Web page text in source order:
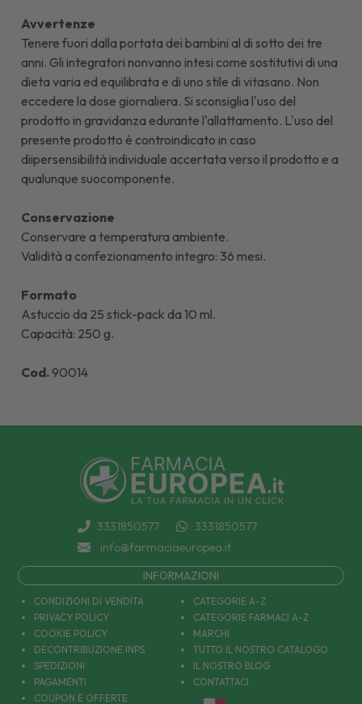
Avvertenze
Tenere fuori dalla portata dei bambini al di sotto dei tre
anni. Gli integratori nonvanno intesi come sostitutivi di una
dieta varia ed equilibrata e di uno stile di vitasano. Non
eccedere la dose giornaliera. Si sconsiglia l'uso del
prodotto in gravidanza edurante l'allattamento. L'uso del
presente prodotto è controindicato in caso
diipersensibilità individuale accertata verso il prodotto e a
qualunque suocomponente.
Conservazione
Conservare a temperatura ambiente.
Validità a confezionamento integro: 36 mesi.
Formato
Astuccio da 25 stick-pack da 10 ml.
Capacità: 250 g.
Cod. 90014
3331850577
3331850577
info@farmaciaeuropea.it
INFORMAZIONI
CONDIZIONI DI VENDITA
PRIVACY POLICY
COOKIE POLICY
DECONTRIBUZIONE INPS
SPEDIZIONI
PAGAMENTI
COUPON E OFFERTE
CATEGORIE A-Z
CATEGORIE FARMACI A-Z
MARCHI
TUTTO IL NOSTRO CATALOGO
IL NOSTRO BLOG
CONTATTACI